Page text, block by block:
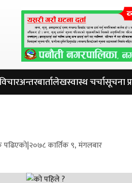
अन्तरबार्तालेखस्वास्थ चर्चासूचना
|२०७८ कार्तिक ९, मंगलबार